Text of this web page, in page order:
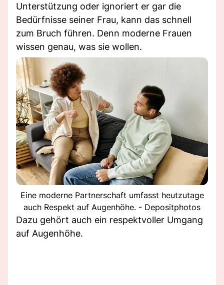
Unterstützung oder ignoriert er gar die
Bedürfnisse seiner Frau, kann das schnell
zum Bruch führen. Denn moderne Frauen
wissen genau, was sie wollen.
Eine moderne Partnerschaft umfasst heutzutage
auch Respekt auf Augenhöhe. - Depositphotos
Dazu gehört auch ein respektvoller Umgang
auf Augenhöhe.